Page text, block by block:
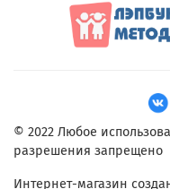
© 2022 Любое
разрешения запрещено
Интернет-магазин